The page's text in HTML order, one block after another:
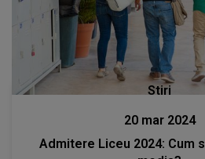
Stiri
20 mar 2024
Admitere Liceu 2024: Cum